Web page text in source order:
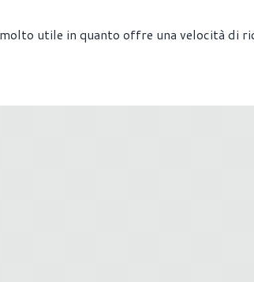
utile in quanto offre una velocità di